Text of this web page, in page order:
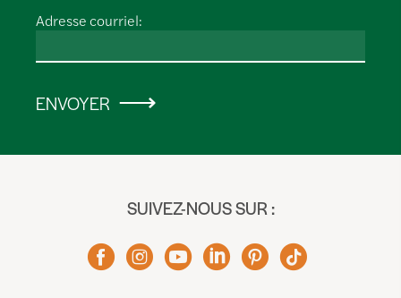
Adresse courriel:
ENVOYER
SUIVEZ-NOUS SUR :